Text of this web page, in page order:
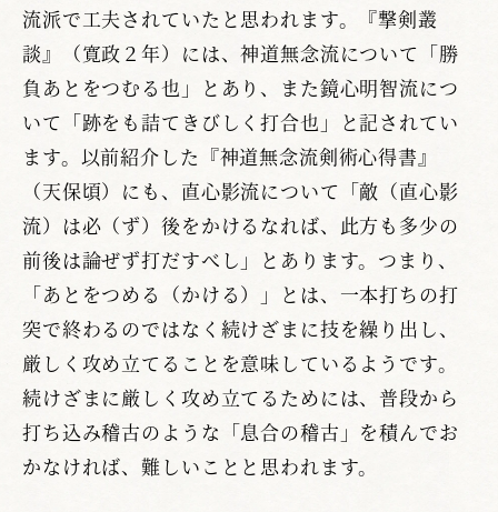
流派で工夫されていたと思われます。『撃剣叢
談』（寛政２年）には、神道無念流について「勝
負あとをつむる也」とあり、また鏡心明智流につ
いて「跡をも詰てきびしく打合也」と記されてい
ます。以前紹介した『神道無念流剣術心得書』
（天保頃）にも、直心影流について「敵（直心影
流）は必（ず）後をかけるなれば、此方も多少の
前後は論ぜず打だすべし」とあります。つまり、
「あとをつめる（かける）」とは、一本打ちの打
突で終わるのではなく続けざまに技を繰り出し、
厳しく攻め立てることを意味しているようです。
続けざまに厳しく攻め立てるためには、普段から
打ち込み稽古のような「息合の稽古」を積んでお
かなければ、難しいことと思われます。